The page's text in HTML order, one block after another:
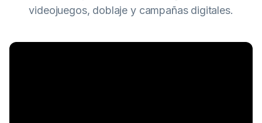
videojuegos, doblaje y campañas digitales.